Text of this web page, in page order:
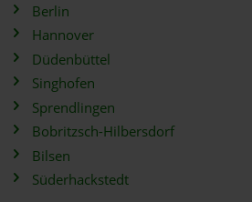
Berlin
Hannover
Düdenbüttel
Singhofen
Sprendlingen
Bobritzsch-Hilbersdorf
Bilsen
Süderhackstedt